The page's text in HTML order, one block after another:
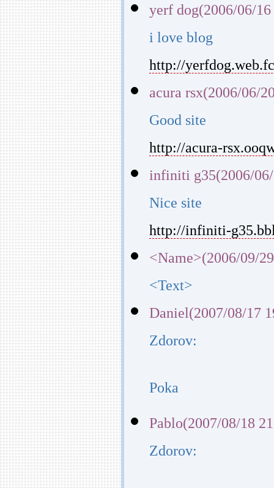
yerf dog(2006/06/
i love blog
http://
acura rsx(2006/06/
Good site
http://acura-
infiniti g35(2006/
Nice site
http://infiniti-
<Name>(2006/09/
<Text>
Daniel(2007/08/17
Zdorov:
Poka
Pablo(2007/08/18
Zdorov: